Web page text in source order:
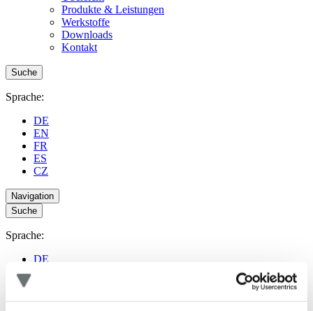
Produkte & Leistungen
Werkstoffe
Downloads
Kontakt
Suche
Sprache:
DE
EN
FR
ES
CZ
Navigation
Suche
Sprache:
DE